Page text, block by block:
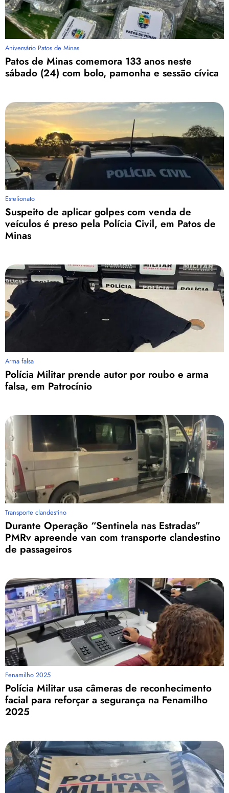
Aniversário Patos de Minas
Patos de Minas comemora 133 anos neste
sábado (24) com bolo, pamonha e sessão cívica
Estelionato
Suspeito de aplicar golpes com venda de
veículos é preso pela Polícia Civil, em Patos de
Minas
Arma falsa
Polícia Militar prende autor por roubo e arma
falsa, em Patrocínio
Transporte clandestino
Durante Operação “Sentinela nas Estradas”
PMRv apreende van com transporte clandestino
de passageiros
Fenamilho 2025
Polícia Militar usa câmeras de reconhecimento
facial para reforçar a segurança na Fenamilho
2025